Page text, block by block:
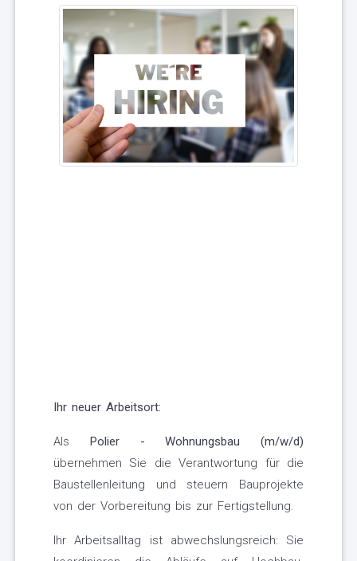
Ihr neuer Arbeitsort:
Als Polier - Wohnungsbau (m/w/d)
übernehmen Sie die Verantwortung für die
Baustellenleitung und steuern Bauprojekte
von der Vorbereitung bis zur Fertigstellung.
Ihr Arbeitsalltag ist abwechslungsreich: Sie